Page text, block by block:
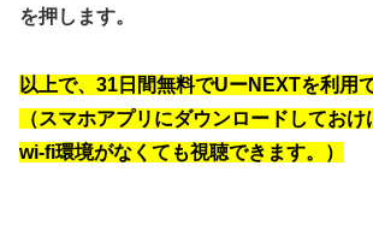
を押します。
以上で、31日間無料でUーNEXTを利用
（スマホアプリにダウンロードしてお
wi-fi環境がなくても視聴できます。）